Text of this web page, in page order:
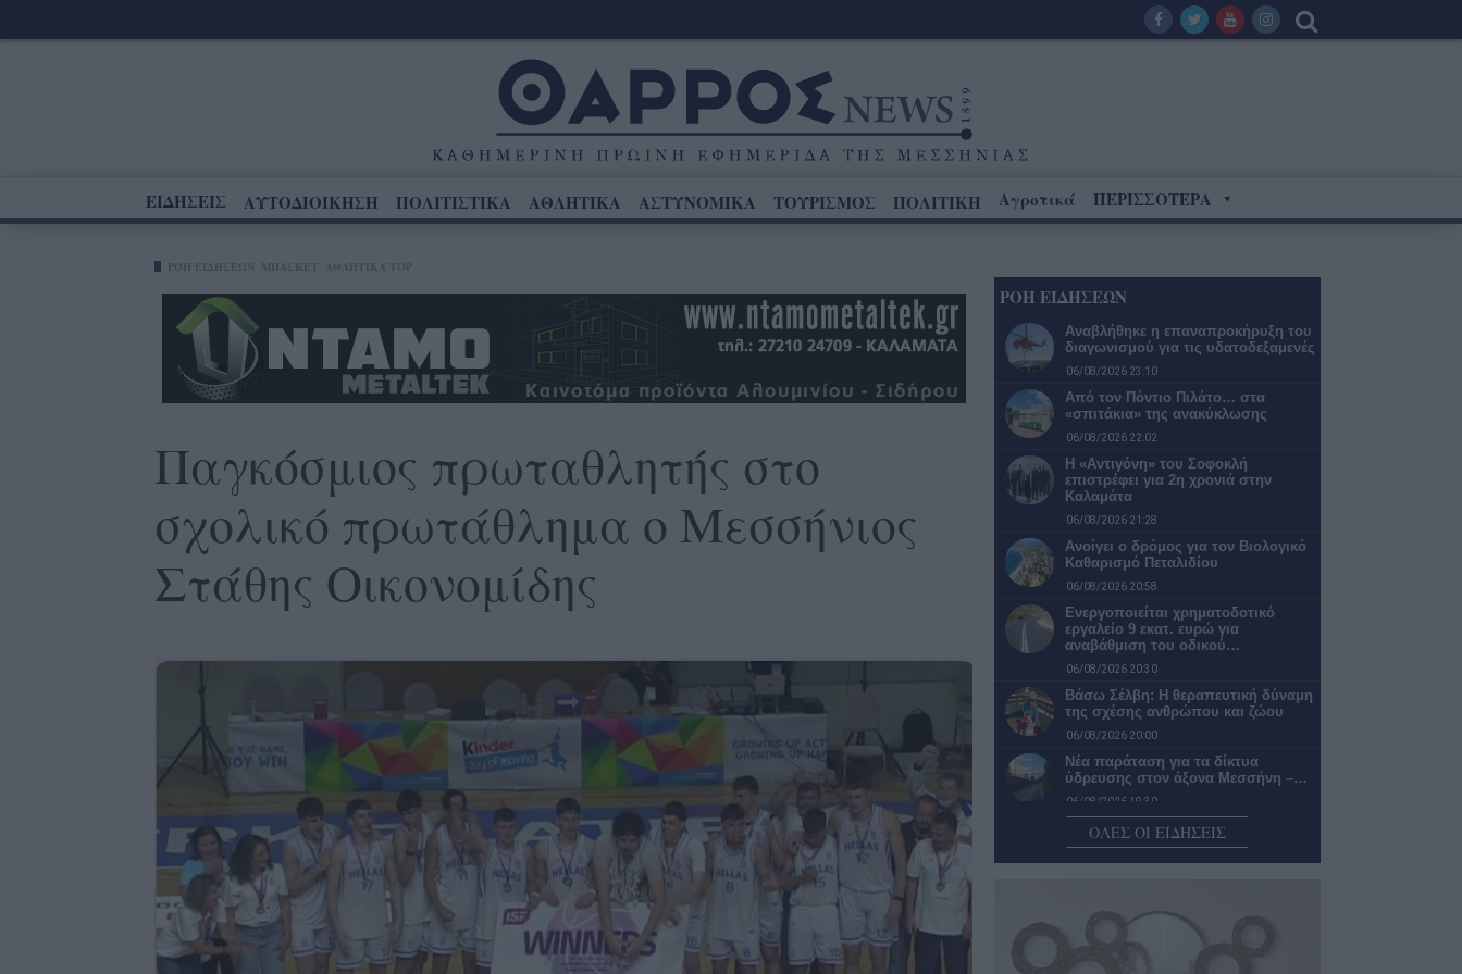
ΕΙΔΗΣΕΙΣ ΑΥΤΟΔΙΟΙΚΗΣΗ ΠΟΛΙΤΙΣΤΙΚΑ ΑΘΛΗΤΙΚΑ ΑΣΤΥΝΟΜΙΚΑ ΤΟΥΡΙΣΜΟΣ ΠΟΛΙΤΙΚΗ Αγροτικά ΠΕΡΙΣΣΟΤΕΡΑ
Παγκόσμιος πρωταθλητής στο
σχολικό πρωτάθλημα ο Μεσσήνιος
Στάθης Οικονομίδης
ΡΟΗ ΕΙΔΗΣΕΩΝ
Αναβλήθηκε η επαναπροκήρυξη του
διαγωνισμού για τις υδατοδεξαμενές
06/08/2026 23:10
Από τον Πόντιο Πιλάτο… στα
«σπιτάκια» της ανακύκλωσης
06/08/2026 22:02
Η «Αντιγόνη» του Σοφοκλή
επιστρέφει για 2η χρονιά στην
Καλαμάτα
06/08/2026 21:28
Ανοίγει ο δρόμος για τον Βιολογικό
Καθαρισμό Πεταλιδίου
06/08/2026 20:58
Ενεργοποιείται χρηματοδοτικό
εργαλείο 9 εκατ. ευρώ για
αναβάθμιση του οδικού…
06/08/2026 20:30
Βάσω Σέλβη: Η θεραπευτική δύναμη
της σχέσης ανθρώπου και ζώου
06/08/2026 20:00
Νέα παράταση για τα δίκτυα
ύδρευσης στον άξονα Μεσσήνη –…
06/08/2026 19:30
«Πράσινο φως» για τη μετατροπή
του Παλαιού Γυμνασίου Πύλου σε…
Διοκλής
ΟΛΕΣ ΟΙ ΕΙΔΗΣΕΙΣ